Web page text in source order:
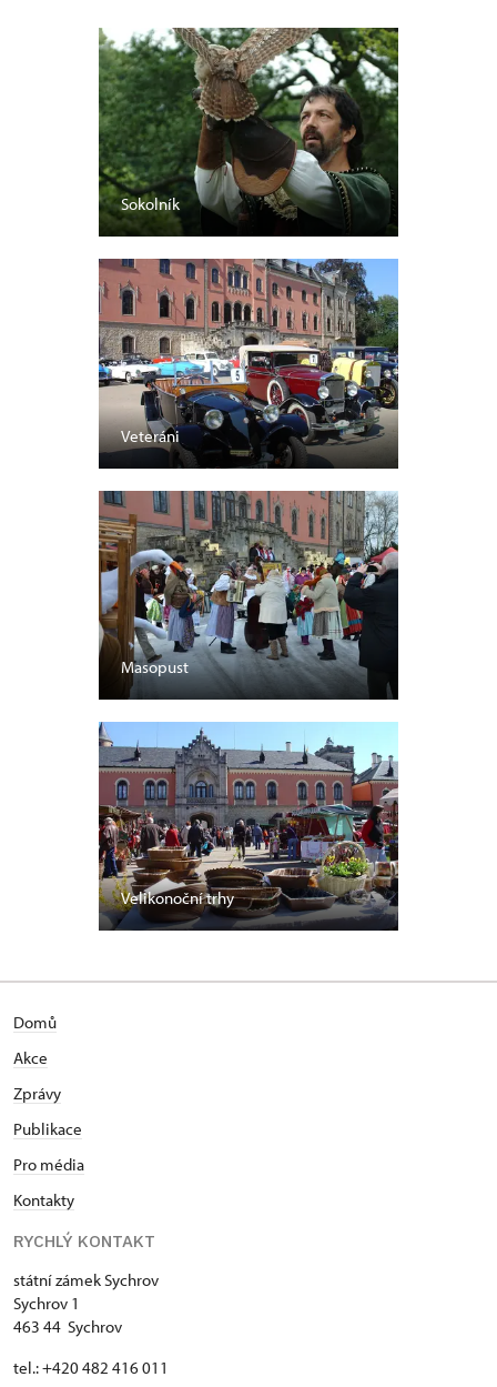
Sokolník
Veteráni
Masopust
Velikonoční trhy
Domů
Akce
Zprávy
Publikace
Pro média
Kontakty
RYCHLÝ KONTAKT
státní zámek Sychrov
Sychrov 1
463 44 Sychrov
tel.: +420 482 416 011